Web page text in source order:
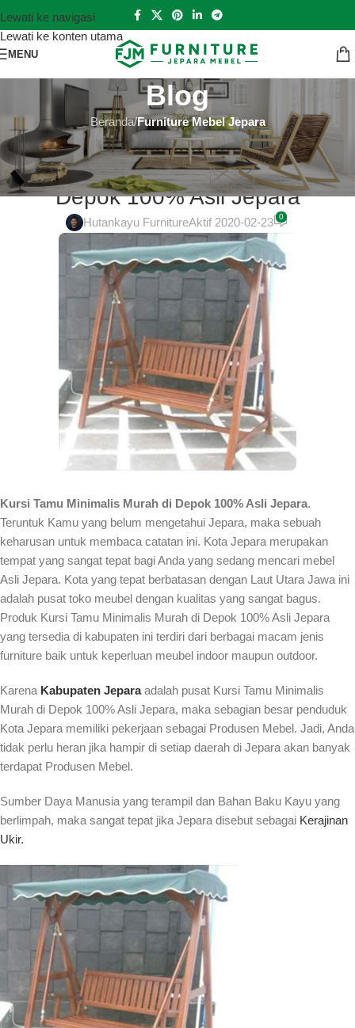
Lewati ke navigasi
Lewati ke konten utama
MENU
Blog
Beranda/Furniture Mebel Jepara
FURNITURE MEBEL JEPARA
Kursi Tamu Minimalis Murah di
Depok 100% Asli Jepara
Hutankayu FurnitureAktif 2020-02-23 0
Kursi Tamu Minimalis Murah di Depok 100% Asli Jepara.
Teruntuk Kamu yang belum mengetahui Jepara, maka sebuah
keharusan untuk membaca catatan ini. Kota Jepara merupakan
tempat yang sangat tepat bagi Anda yang sedang mencari mebel
Asli Jepara. Kota yang tepat berbatasan dengan Laut Utara Jawa ini
adalah pusat toko meubel dengan kualitas yang sangat bagus.
Produk Kursi Tamu Minimalis Murah di Depok 100% Asli Jepara
yang tersedia di kabupaten ini terdiri dari berbagai macam jenis
furniture baik untuk keperluan meubel indoor maupun outdoor.
Karena Kabupaten Jeparaadalah pusat Kursi Tamu Minimalis
Murah di Depok 100% Asli Jepara, maka sebagian besar penduduk
Kota Jepara memiliki pekerjaan sebagai Produsen Mebel. Jadi, Anda
tidak perlu heran jika hampir di setiap daerah di Jepara akan banyak
terdapat Produsen Mebel.
Sumber Daya Manusia yang terampil dan Bahan Baku Kayu yang
berlimpah, maka sangat tepat jika Jepara disebut sebagai Kerajinan
Ukir.